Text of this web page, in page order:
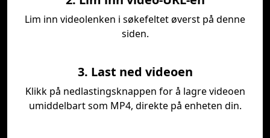
Lim inn videolenken i søkefeltet øverst på denne
siden.
3. Last ned videoen
Klikk på nedlastingsknappen for å lagre videoen
umiddelbart som MP4, direkte på enheten din.